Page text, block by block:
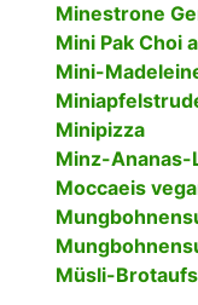
Minestrone
Mini Pak Choi
Mini-
Minipizza
Minz-
Moccaeis
Müsli-